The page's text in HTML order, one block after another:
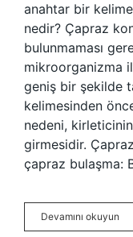
anahtar bir
nedir? Çapraz
bulunmaması
mikroorganizma
geniş bir şekilde
kelimesinden
nedeni,
girmesidir.
çapraz bulaşma:
Devamını okuyun